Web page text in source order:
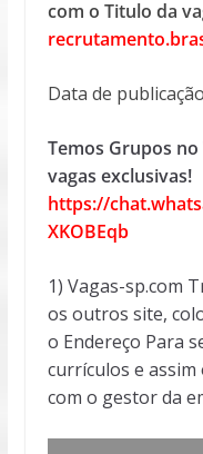
com o Titulo da
Data de
Temos Grupos
vagas exclusivas!
https://
XKOBEqb
1) Vagas-sp.com
os outros site,
o Endereço Para
currículos e
com o gestor da